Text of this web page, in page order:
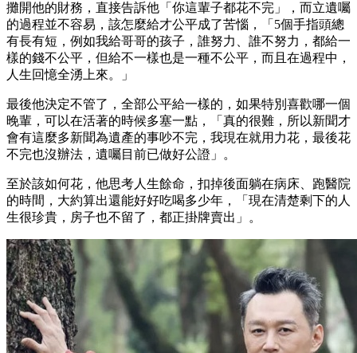
攤開他的財務，直接告訴他「你這輩子都花不完」，而立遺囑
的過程並不容易，該怎麼給才公平成了苦惱，「5個手指頭總
有長有短，例如我給哥哥的孩子，誰努力、誰不努力，都給一
樣的錢不公平，但給不一樣也是一種不公平，而且在過程中，
人生回憶全湧上來。」
最後他決定不管了，全部公平給一樣的，如果特別喜歡哪一個
晚輩，可以在活著的時候多塞一點，「真的很難，所以新聞才
會有這麼多新聞為遺產的事吵不完，我現在就用力花，最後花
不完也沒辦法，遺囑目前已做好公證」。
至於該如何花，他思考人生餘命，扣掉後面躺在病床、跑醫院
的時間，大約算出還能好好吃喝多少年，「現在清楚剩下的人
生很珍貴，房子也不留了，都正掛牌賣出」。